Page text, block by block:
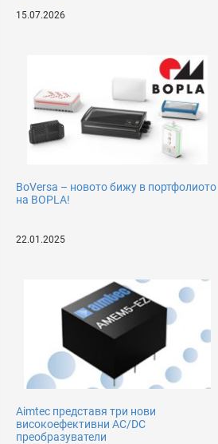
15.07.2026
BoVersa – новото бижу в портфолиото
на BOPLA!
22.01.2025
Aimtec представя три нови
високоефективни AC/DC
преобразуватели